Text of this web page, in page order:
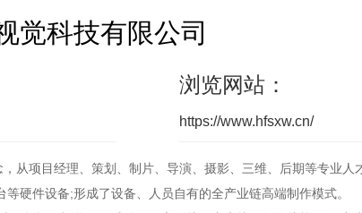
觉科技有限公司
浏览网站：
https://www.hfsxw.cn/
从项目经理、策划、制片、导演、摄影、三维、后期等专业人
硬件设备;形成了设备、人员自有的全产业链高端制作模式。